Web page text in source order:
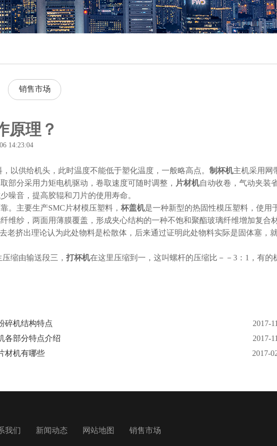
销售市场
原理？
14:23:04
供给机头，此时温度不能低于塑化温度，一般略高点。 制杯机主机采用网
部分采用力矩电机驱动，卷取速度可随时调整， 片材机自动收卷，气动夹装
噪音，提高胶辊和刀片的使用寿命。
主要生产SMC片材模压塑料， 杯盖机是一种新型的热固性模压塑料，使用
纱，两面用薄膜覆盖，形成夹心结构的一种不饱和聚酯玻璃纤维增加复合
老挤出理论认为此处物料是松散体，后来通过证明此处物料实际是固体塞，
缩由输送段三， 打杯机在这里压缩到一，这叫螺杆的压缩比－－3：1，有的
碎机结构特点
2017-
各部分特点介绍
2017-
材机有哪些 2017-
我们 新闻动态 网站地图 销售市场